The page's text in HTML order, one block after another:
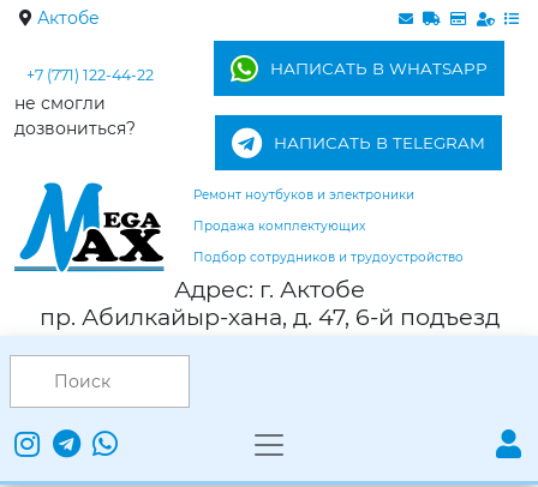
Актобе
+7 (771) 122-44-22
не смогли
дозвониться?
НАПИСАТЬ В WHATSAPP
НАПИСАТЬ В TELEGRAM
Ремонт ноутбуков и электроники
Продажа комплектующих
Подбор сотрудников и трудоустройство
Адрес: г. Актобе
пр. Абилкайыр-хана, д. 47, 6-й подъезд